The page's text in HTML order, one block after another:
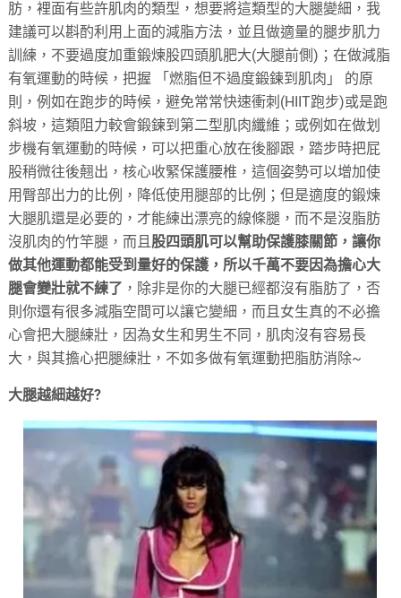
肪，裡面有些許肌肉的類型，想要將這類型的大腿變細，我
建議可以斟酌利用上面的減脂方法，並且做適量的腿步肌力
訓練，不要過度加重鍛煉股四頭肌肥大(大腿前側)；在做減脂
有氧運動的時候，把握 「燃脂但不過度鍛鍊到肌肉」 的原
則，例如在跑步的時候，避免常常快速衝刺(HIIT跑步)或是跑
斜坡，這類阻力較會鍛鍊到第二型肌肉纖維；或例如在做划
步機有氧運動的時候，可以把重心放在後腳跟，踏步時把屁
股稍微往後翹出，核心收緊保護腰椎，這個姿勢可以增加使
用臀部出力的比例，降低使用腿部的比例；但是適度的鍛煉
大腿肌還是必要的，才能練出漂亮的線條腿，而不是沒脂肪
沒肌肉的竹竿腿，而且股四頭肌可以幫助保護膝關節，讓你
做其他運動都能受到量好的保護，所以千萬不要因為擔心大
腿會變壯就不練了 ，除非是你的大腿已經都沒有脂肪了，否
則你還有很多減脂空間可以讓它變細，而且女生真的不必擔
心會把大腿練壯，因為女生和男生不同，肌肉沒有容易長
大，與其擔心把腿練壯，不如多做有氧運動把脂肪消除~
大腿越細越好?